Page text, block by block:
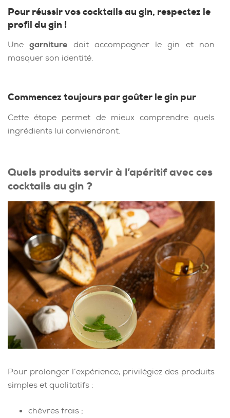
Pour réussir vos cocktails au gin, respectez le
profil du gin !
Unegarniture doit accompagner le gin et non
masquer son identité.
Commencez toujours par goûter le gin pur
Cette étape permet de mieux comprendre quels
ingrédients lui conviendront.
Quels produits servir à l’apéritif avec ces
cocktails au gin ?
Pour prolonger l’expérience, privilégiez des produits
simples et qualitatifs :
chèvres frais ;